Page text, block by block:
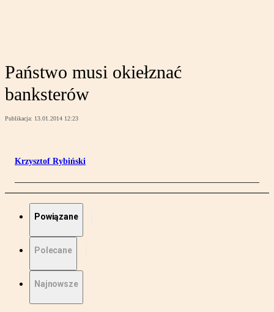
Państwo musi okiełznać
banksterów
Publikacja: 13.01.2014 12:23
Krzysztof Rybiński
Powiązane
Polecane
Najnowsze